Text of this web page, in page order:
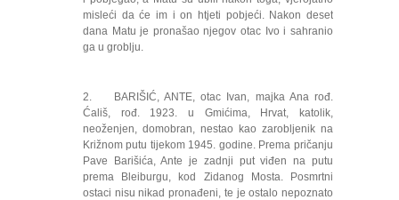
misleći da će im i on htjeti pobjeći. Nakon deset
dana Matu je pronašao njegov otac Ivo i sahranio
ga u groblju.
2. BARIŠIĆ, ANTE, otac Ivan, majka Ana rođ.
Ćališ, rođ. 1923. u Gmićima, Hrvat, katolik,
neoženjen, domobran, nestao kao zarobljenik na
Križnom putu tijekom 1945. godine. Prema pričanju
Pave Barišića, Ante je zadnji put viđen na putu
prema Bleiburgu, kod Zidanog Mosta. Posmrtni
ostaci nisu nikad pronađeni, te je ostalo nepoznato